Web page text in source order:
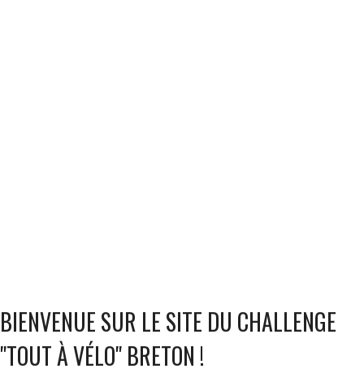
BIENVENUE SUR LE SITE DU CHALLENGE
"TOUT À VÉLO" BRETON !